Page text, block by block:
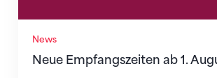
News
Neue Empfangszeiten ab 1.